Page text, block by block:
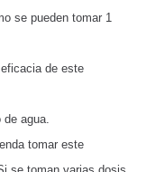
se pueden tomar 1
de este
de agua.
tomar este